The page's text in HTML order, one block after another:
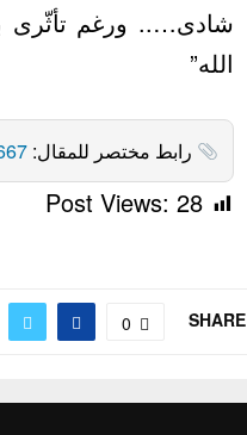
شادى….. ورغم تأثّرى
الله”
رابط مختصر للمقال:
Post Views: 28
SHARE
0